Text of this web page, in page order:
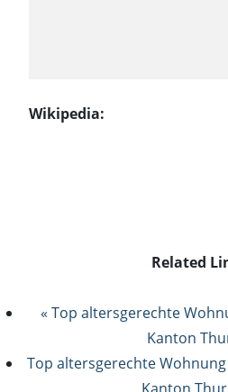
Wikipedia:
Related
« Top altersgerechte
Kanton
Top altersgerechte